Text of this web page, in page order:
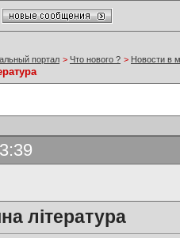
портал > Что нового ? > Новости в
література